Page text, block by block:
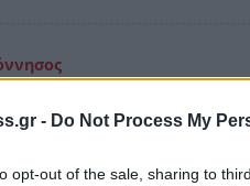
- Do Not Process My
opt-out of the sale, sharing to
– Έρευνα για